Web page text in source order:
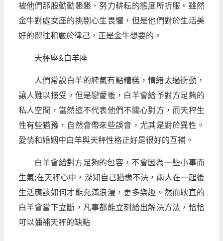
被他們那股勤勤懇懇、努力耕耘的態度所折服。雖然
金牛對處女座的挑剔心生畏懼，但是他們對於生活美
好的嚮往和嚴於律己，正是金牛想要的。
天秤座&白羊座
人們常說白羊的脾氣有點糟糕，情緒太過衝動，
讓人難以接受。但是戀愛後，白羊會給予對方足夠的
私人空間，當然這不代表他們不關心對方，而天秤生
性有些猶豫，自然會帶來些誤會，尤其是對於異性。
愛情和婚姻中白羊與天秤性格正好是很好的互補。
白羊會給對方足夠的包容，不會因為一些小事而
生氣;在天秤心中，深知自己猶豫不決，兩人在一起後
生活應該如何才能充滿浪漫，更多樂趣。然而耿直的
白羊會當下立斷，凡事都能立刻給出解決方法，恰恰
可以彌補天秤的缺點